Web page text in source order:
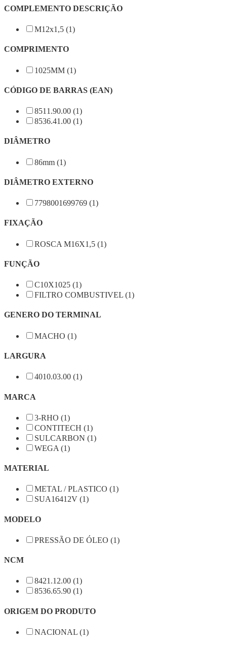
COMPLEMENTO DESCRIÇÃO
M12x1,5 (1)
COMPRIMENTO
1025MM (1)
CÓDIGO DE BARRAS (EAN)
8511.90.00 (1)
8536.41.00 (1)
DIÂMETRO
86mm (1)
DIÂMETRO EXTERNO
7798001699769 (1)
FIXAÇÃO
ROSCA M16X1,5 (1)
FUNÇÃO
C10X1025 (1)
FILTRO COMBUSTIVEL (1)
GENERO DO TERMINAL
MACHO (1)
LARGURA
4010.03.00 (1)
MARCA
3-RHO (1)
CONTITECH (1)
SULCARBON (1)
WEGA (1)
MATERIAL
METAL / PLASTICO (1)
SUA16412V (1)
MODELO
PRESSÃO DE ÓLEO (1)
NCM
8421.12.00 (1)
8536.65.90 (1)
ORIGEM DO PRODUTO
NACIONAL (1)